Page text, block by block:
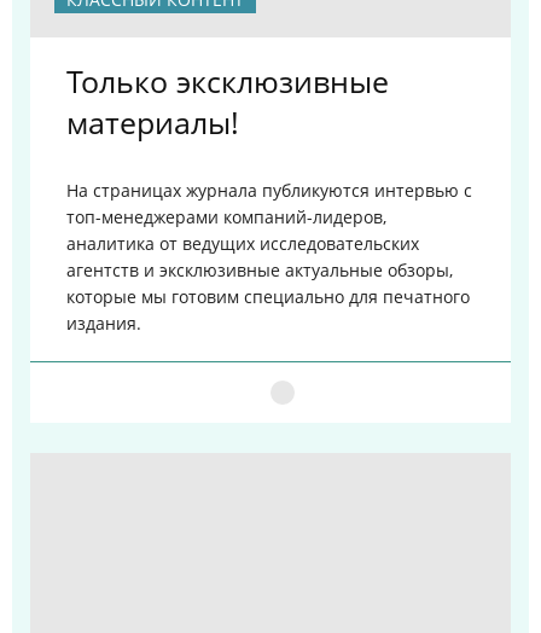
Только эксклюзивные
материалы!
На страницах журнала публикуются интервью с
топ-менеджерами компаний-лидеров,
аналитика от ведущих исследовательских
агентств и эксклюзивные актуальные обзоры,
которые мы готовим специально для печатного
издания.